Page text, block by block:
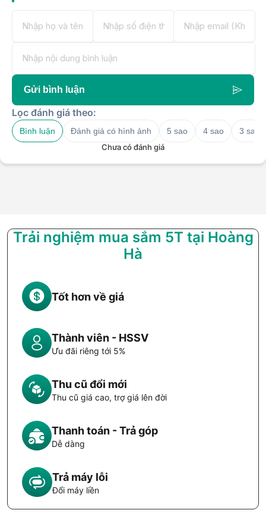
Gửi bình luận
Lọc đánh giá theo:
Bình luận Đánh giá có hình ảnh 5 sao 4 sao
3 sao
Chưa có đánh giá
Trải nghiệm mua sắm 5T tại Hoàng
Hà
Tốt hơn về giá
Thành viên - HSSV
Ưu đãi riêng tới 5%
Thu cũ đổi mới
Thu cũ giá cao, trợ giá lên đời
Thanh toán - Trả góp
Dễ dàng
Trả máy lỗi
Đổi máy liền